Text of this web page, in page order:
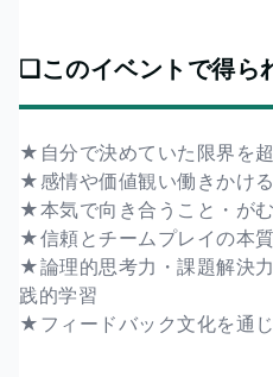
❏このイベントで得ら
★自分で決めていた限界を
★感情や価値観い働きかけ
★本気で向き合うこと・が
★信頼とチームプレイの本質
★論理的思考力・課題解決
践的学習
★フィードバック文化を通